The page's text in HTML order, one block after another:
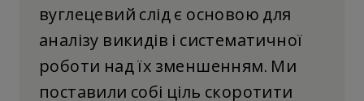
вуглецевий слід є основою для
аналізу викидів і систематичної
роботи над їх зменшенням. Ми
поставили собі ціль скоротити